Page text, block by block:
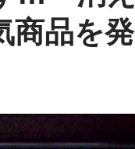
商品を発